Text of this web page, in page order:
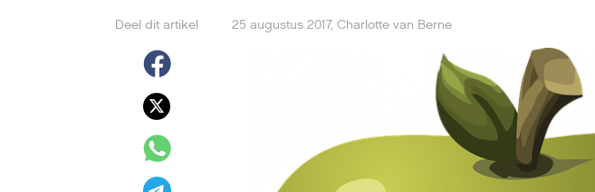
Deel dit artikel 25 augustus 2017,Charlotte van Berne